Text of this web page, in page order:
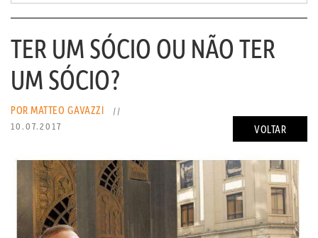
TER UM SÓCIO OU NÃO TER
UM SÓCIO?
VOLTAR
POR MATTEO GAVAZZI
//
10.07.2017